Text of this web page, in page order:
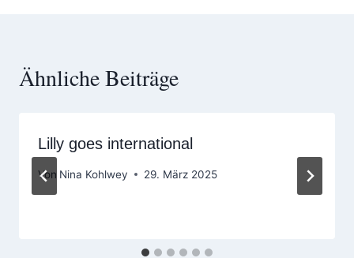
Ähnliche Beiträge
Lilly goes international
Von Nina Kohlwey 29. März 2025